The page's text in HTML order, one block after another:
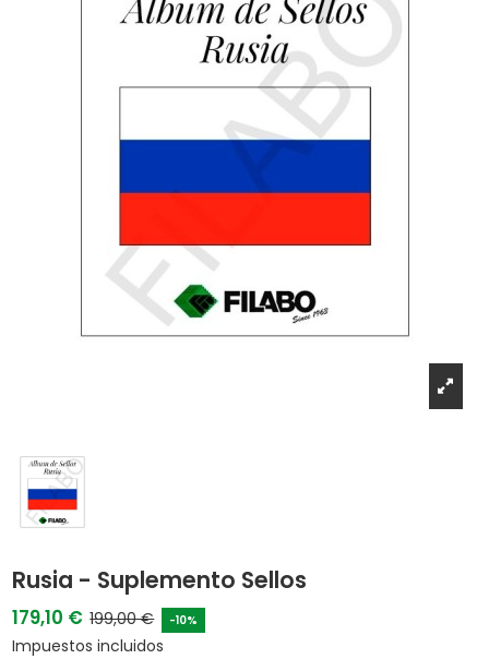
Rusia - Suplemento Sellos
179,10 € 199,00 € -10%
Impuestos incluidos